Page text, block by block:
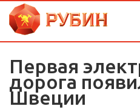
Первая
дорога
Швеции